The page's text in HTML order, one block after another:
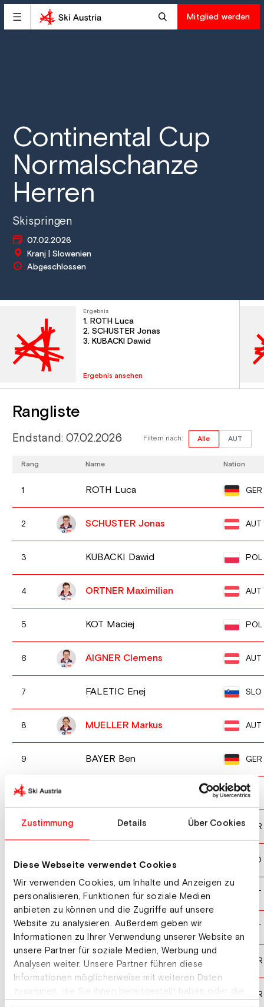
Zustimmung Details Über Cookies
Diese Webseite verwendet Cookies
Wir verwenden Cookies, um Inhalte und Anzeigen zu
personalisieren, Funktionen für soziale Medien
anbieten zu können und die Zugriffe auf unsere
Website zu analysieren. Außerdem geben wir
Informationen zu Ihrer Verwendung unserer Website an
unsere Partner für soziale Medien, Werbung und
Analysen weiter. Unsere Partner führen diese
Informationen möglicherweise mit weiteren Daten
zusammen, die Sie ihnen bereitgestellt haben oder die
Mitglied werden
Continental Cup
Normalschanze
Herren
Skispringen
07.02.2026
Kranj | Slowenien
Abgeschlossen
Ergebnis
1. ROTH Luca
2. SCHUSTER Jonas
3. KUBACKI Dawid
Ergebnis ansehen
Rangliste
Endstand: 07.02.2026 Filtern nach: Alle AUT
Rang Name Nation
1 ROTH Luca GER
2 SCHUSTER Jonas AUT
3 KUBACKI Dawid POL
4 ORTNER Maximilian AUT
5 KOT Maciej POL
6 AIGNER Clemens AUT
7 FALETIC Enej SLO
8 MUELLER Markus AUT
9 BAYER Ben GER
10 SUI
11 HAMANN Martin GER
12 MOGEL Zak SLO
12 ZIMMERMANN Raffael AUT
14 HAAGEN Lukas AUT
15 JOERGENSEN Sindre Ulven NOR
NOR